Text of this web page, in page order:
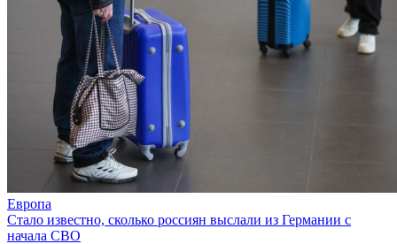
Европа
Стало известно, сколько россиян выслали из Германии с
начала СВО